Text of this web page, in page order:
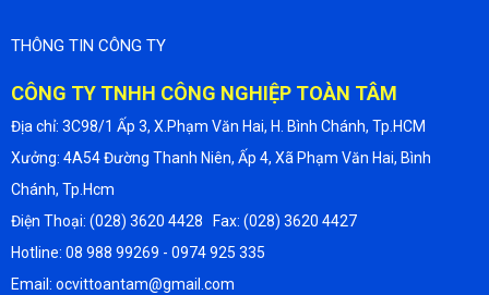
THÔNG TIN CÔNG TY
CÔNG TY TNHH CÔNG NGHIỆP TOÀN TÂM
Địa chỉ: 3C98/1 Ấp 3, X.Phạm Văn Hai, H. Bình Chánh, Tp.HCM
Xưởng: 4A54 Đường Thanh Niên, Ấp 4, Xã Phạm Văn Hai, Bình
Chánh, Tp.Hcm
Điện Thoại: (028) 3620 4428 Fax: (028) 3620 4427
Hotline: 08 988 99269 - 0974 925 335
Email: ocvittoantam@gmail.com